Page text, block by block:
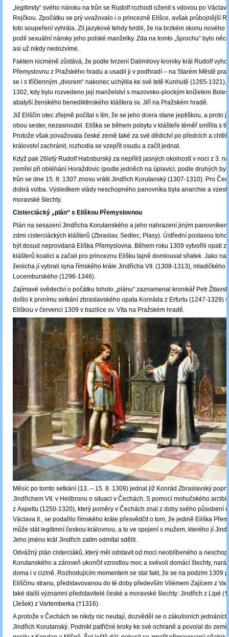
„legitimity“ svého nároku na trůn se Rudolf rozhodl oženit s vdovou po
Rejčkou. Zpočátku se prý uvažovalo i o princezně Elišce, avšak průbojnější
toto soupeření vyhrála. Zlí jazykové tehdy tvrdili, že na brzkém skonu nového
podíl sexuální nároky jeho polské manželky. Zda na tomto „šprochu“ bylo
asi už nikdy nedozvíme.
Faktem nicméně zůstává, že podle tvrzení Dalimilovy kroniky král Rudolf
Přemyslovnu z Pražského hradu a usadil ji v podhradí – na Starém Městě
se i s tříčlenným „dvorem“ nakonec uchýlila ke své tetě Kunhutě (1265-1321),
1302, kdy bylo rozvedeno její manželství s mazovsko-plockým knížetem
abatyší ženského benediktinského kláštera sv. Jiří na Pražském hradě.
Již Eliščin otec zřejmě počítal s tím, že se jeho dcera stane jeptiškou, a proto
obou sester, nezasnoubil. Eliška se během pobytu v klášteře téměř smířila s
Protože však považovala české země také za své dědictví po předcích a
království zachránit, rozhodla se vzepřít osudu a začít jednat.
Když pak 26letý Rudolf Habsburský za nepříliš jasných okolností v noci z 3.
zemřel při obléhání Horažďovic (podle jedněch na úplavici, podle druhých byl
trůn se dne 15. 8. 1307 znovu vrátil Jindřich Korutanský (1307-1310). Pro
dobrá volba. Výsledkem vlády neschopného panovníka byla anarchie a
moravské šlechty.
Cisterciácký „plán“ s Eliškou Přemyslovnou
Plán na sesazení Jindřicha Korutanského a jeho nahrazení jiným
zdmi cisterciáckých klášterů (Zbraslav, Sedlec, Plasy). Ústřední postavou
být dosud neprovdaná Eliška Přemyslovna. Během roku 1309 vytvořili opati
klášterů koalici a začali pro princeznu Elišku tajně domlouvat sňatek. Jako
ženicha jí vybrali syna římského krále Jindřicha VII. (1308-1313), mladičkého
Lucemburského (1296-1346).
Zajímavé svědectví o počátku tohoto „plánu“ zaznamenal kronikář Petr
došlo k prvnímu setkání zbraslavského opata Konráda z Erfurtu (1247-1329)
Eliškou v červenci 1309 v bazilice sv. Víta na Pražském hradě.
Měsíc po tomto setkání (13. – 15. 8. 1309) jednal již Konrád Zbraslavský
Jindřichem VII. v Heilbronu o situaci v Čechách. S pomocí mohučského
z Aspeltu (1250-1320), který poměry v Čechách znal z doby svého působení
Václava II., se podařilo římského krále přesvědčit o tom, že jedině Eliška
může stát legitimní českou královnou, a to ve spojení s mužem, kterého jí
Jeho jméno král Jindřich zatím odmítal sdělit.
Odvážný plán cisterciáků, který měl odstavit od moci neoblíbeného a
Korutanského a zároveň ukončit vzrostlou moc a svévoli domácí šlechty,
doma i v cizině. Rozhodujícím momentem se stal fakt, že se na podzim 1309
Eliščinu stranu, představovanou do té doby především Vilémem Zajícem z
také další významní představitelé české a moravské šlechty: Jindřich z Lipé
(Ješek) z Vartemberka (†1316).
A protože v Čechách se nikdy nic neutají, dozvěděl se o zákulisních
Jindřich Korutanský. Podnikl patřičné kroky ke své ochraně a povolal do